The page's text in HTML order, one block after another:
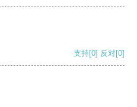
支持[0] 反对[0]